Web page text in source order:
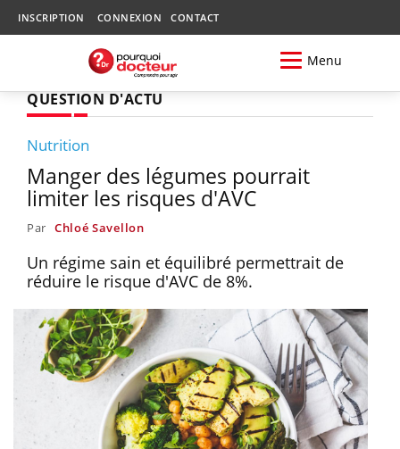
INSCRIPTION CONNEXION CONTACT
Menu
QUESTION D'ACTU
Nutrition
Manger des légumes pourrait
limiter les risques d'AVC
Par Chloé Savellon
Un régime sain et équilibré permettrait de
réduire le risque d'AVC de 8%.